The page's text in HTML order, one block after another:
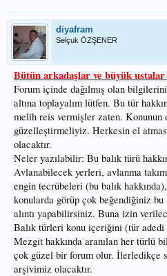
diyafram
Selçuk ÖZŞENER
Bütün arkadaşlar ve büyük ustalar
Forum içinde dağılmış olan
altına toplayalım lütfen. Bu tür
melih reis vermişler zaten. Konunun
güzelleştirmeliyiz. Herkesin el
olacaktır.
Neler yazılabilir: Bu balık türü
Avlanabilecek yerleri, avlanma
engin tecrübeleri (bu balık
konularda görüp çok beğendiğiniz bu
alıntı yapabilirsiniz. Buna izin
Balık türleri konu içeriğini (tür
Mezgit hakkında aranılan her türlü
çok güzel bir forum olur. İlerledikçe
arşivimiz olacaktır.